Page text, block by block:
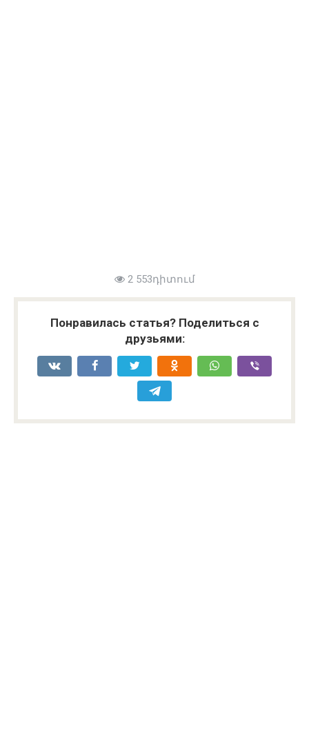
2 553դիտում
Понравилась статья? Поделиться с
друзьями: